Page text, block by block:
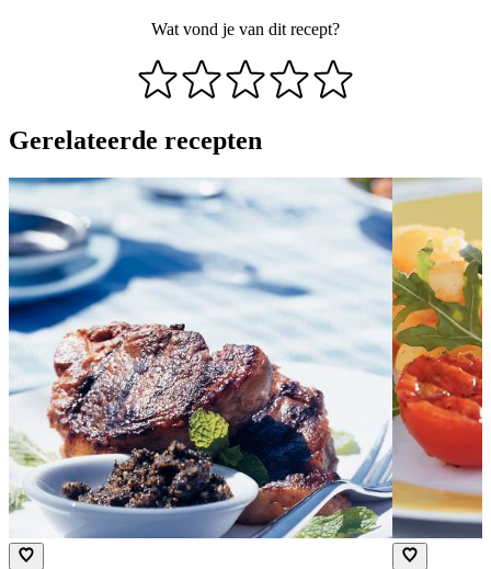
Wat vond je van dit recept?
Gerelateerde recepten